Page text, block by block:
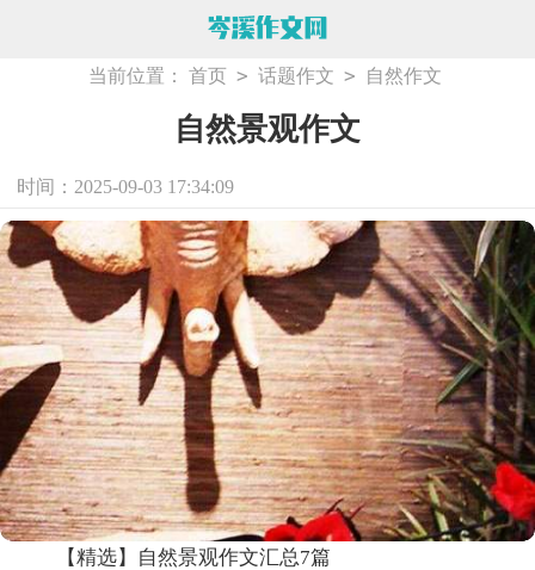
当前位置： 首页 > 话题作文 > 自然作文
自然景观作文
时间：2025-09-03 17:34:09
【精选】自然景观作文汇总7篇